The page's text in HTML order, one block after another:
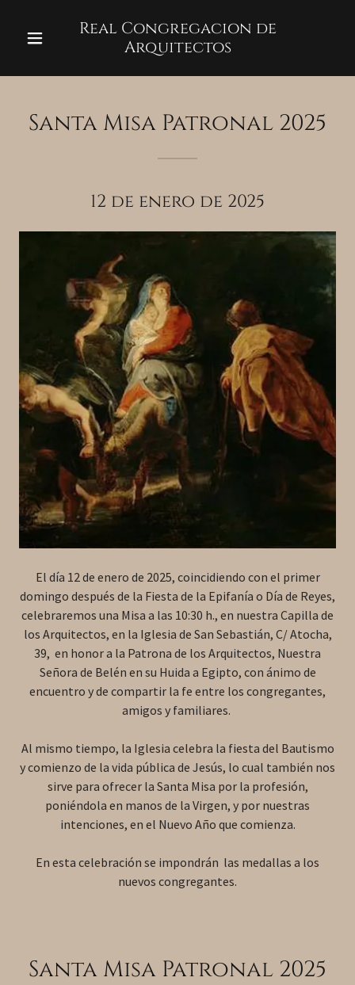
Real Congregacion de
Arquitectos
Santa Misa Patronal 2025
12 de enero de 2025
El día 12 de enero de 2025, coincidiendo con el primer
domingo después de la Fiesta de la Epifanía o Día de Reyes,
celebraremos una Misa a las 10:30 h., en nuestra Capilla de
los Arquitectos, en la Iglesia de San Sebastián, C/ Atocha,
39, en honor a la Patrona de los Arquitectos, Nuestra
Señora de Belén en su Huida a Egipto, con ánimo de
encuentro y de compartir la fe entre los congregantes,
amigos y familiares.
Al mismo tiempo, la Iglesia celebra la fiesta del Bautismo
y comienzo de la vida pública de Jesús, lo cual también nos
sirve para ofrecer la Santa Misa por la profesión,
poniéndola en manos de la Virgen, y por nuestras
intenciones, en el Nuevo Año que comienza.
En esta celebración se impondrán las medallas a los
nuevos congregantes.
Santa Misa Patronal 2025